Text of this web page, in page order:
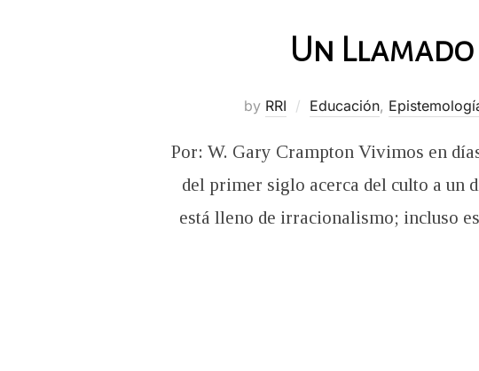
Un
by RRI Educación,
Por: W. Gary Crampton Vivimos en
del primer siglo acerca del culto a un
está lleno de irracionalismo; incluso